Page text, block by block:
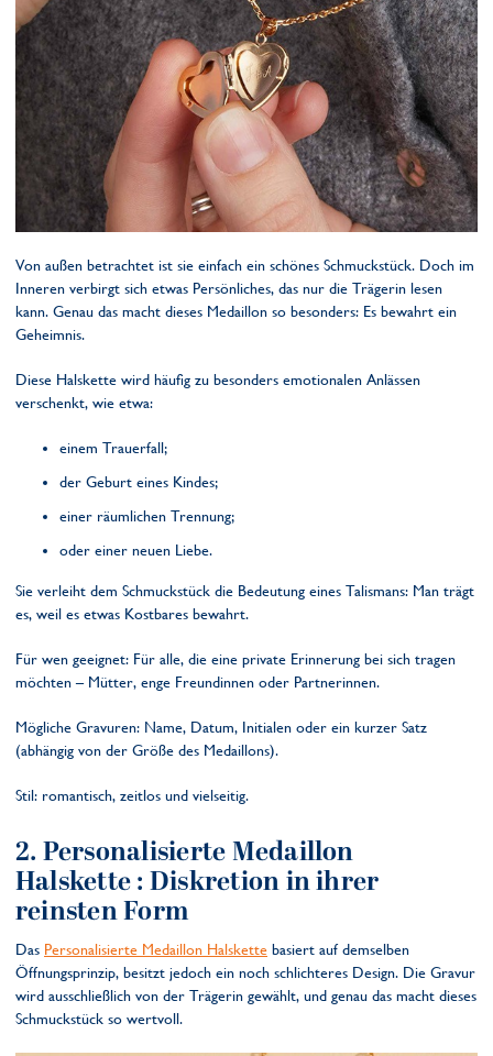
Von außen betrachtet ist sie einfach ein schönes Schmuckstück. Doch im
Inneren verbirgt sich etwas Persönliches, das nur die Trägerin lesen
kann. Genau das macht dieses Medaillon so besonders: Es bewahrt ein
Geheimnis.
Diese Halskette wird häufig zu besonders emotionalen Anlässen
verschenkt, wie etwa:
einem Trauerfall;
der Geburt eines Kindes;
einer räumlichen Trennung;
oder einer neuen Liebe.
Sie verleiht dem Schmuckstück die Bedeutung eines Talismans: Man trägt
es, weil es etwas Kostbares bewahrt.
Für wen geeignet: Für alle, die eine private Erinnerung bei sich tragen
möchten – Mütter, enge Freundinnen oder Partnerinnen.
Mögliche Gravuren: Name, Datum, Initialen oder ein kurzer Satz
(abhängig von der Größe des Medaillons).
Stil: romantisch, zeitlos und vielseitig.
2. Personalisierte Medaillon
Halskette: Diskretion in ihrer
reinsten Form
Das Personalisierte Medaillon Halskette basiert auf demselben
Öffnungsprinzip, besitzt jedoch ein noch schlichteres Design. Die Gravur
wird ausschließlich von der Trägerin gewählt, und genau das macht dieses
Schmuckstück so wertvoll.